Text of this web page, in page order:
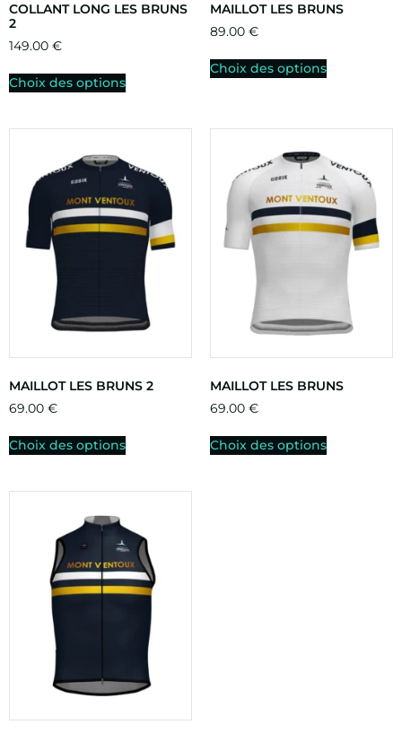
COLLANT LONG LES BRUNS
2
149.00 €
Choix des options
MAILLOT LES BRUNS
89.00 €
Choix des options
MAILLOT LES BRUNS 2
69.00 €
Choix des options
MAILLOT LES BRUNS
69.00 €
Choix des options